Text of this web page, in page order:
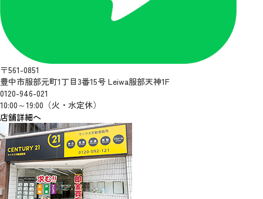
〒561-0851
豊中市服部元町1丁目3番15号 Leiwa服部天神1F
0120-946-021
10:00～19:00（火・水定休）
店舗詳細へ